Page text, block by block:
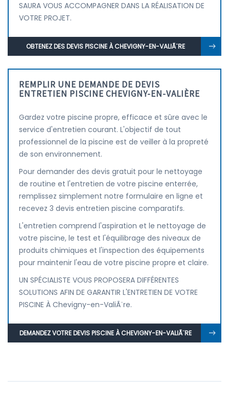
SAURA VOUS ACCOMPAGNER DANS LA RÉALISATION DE
VOTRE PROJET.
OBTENEZ DES DEVIS PISCINE À CHEVIGNY-EN-VALIÃ¨RE
REMPLIR UNE DEMANDE DE DEVIS
ENTRETIEN PISCINE CHEVIGNY-EN-VALIÈRE
Gardez votre piscine propre, efficace et sûre avec le
service d'entretien courant. L'objectif de tout
professionnel de la piscine est de veiller à la propreté
de son environnement.
Pour demander des devis gratuit pour le nettoyage
de routine et l'entretien de votre piscine enterrée,
remplissez simplement notre formulaire en ligne et
recevez 3 devis entretien piscine comparatifs.
L'entretien comprend l'aspiration et le nettoyage de
votre piscine, le test et l'équilibrage des niveaux de
produits chimiques et l'inspection des équipements
pour maintenir l'eau de votre piscine propre et claire.
UN SPÉCIALISTE VOUS PROPOSERA DIFFÉRENTES
SOLUTIONS AFIN DE GARANTIR L'ENTRETIEN DE VOTRE
PISCINE À Chevigny-en-ValiÃ¨re.
DEMANDEZ VOTRE DEVIS PISCINE À CHEVIGNY-EN-VALIÃ¨RE